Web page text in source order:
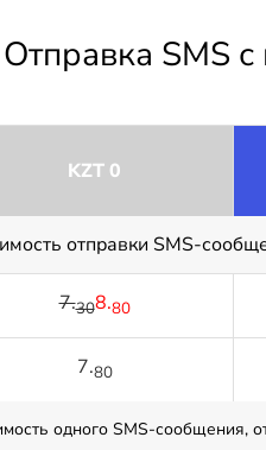
SMS
KZT 0
отправки SMS-
7.308.80
7.80
одного SMS-сообщения,